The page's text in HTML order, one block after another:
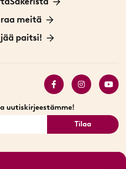
Meistä
Tukholmassa
meitä
paitsi!
uutiskirjeestämme!
Tilaa